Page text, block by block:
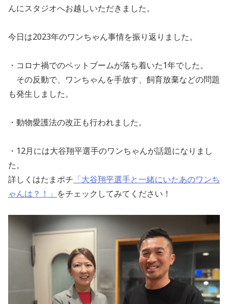
んにスタジオへお越しいただきました。
今日は2023年のワンちゃん事情を振り返りました。
・コロナ禍でのペットブームが落ち着いた1年でした。
その反動で、ワンちゃんを手放す、飼育放棄などの問題
も発生しました。
・動物愛護法の改正も行われました。
・12月には大谷翔平選手のワンちゃんが話題になりまし
た。
詳しくはたまポチ 「大谷翔平選手と一緒にいたあのワンち
ゃんは？！」 をチェックしてみてください！